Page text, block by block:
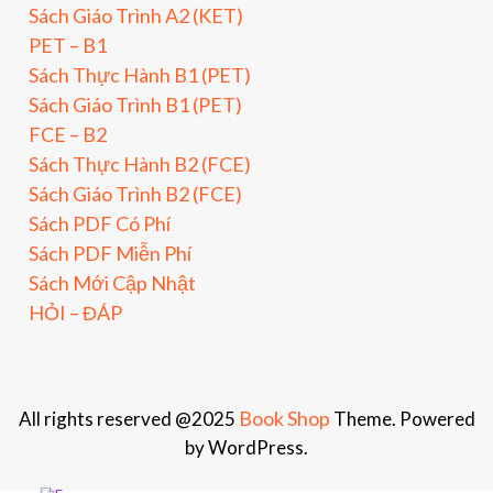
Sách Giáo Trình A2 (KET)
PET – B1
Sách Thực Hành B1 (PET)
Sách Giáo Trình B1 (PET)
FCE – B2
Sách Thực Hành B2 (FCE)
Sách Giáo Trình B2 (FCE)
Sách PDF Có Phí
Sách PDF Miễn Phí
Sách Mới Cập Nhật
HỎI – ĐÁP
All rights reserved @2025 Book Shop Theme. Powered
by WordPress.